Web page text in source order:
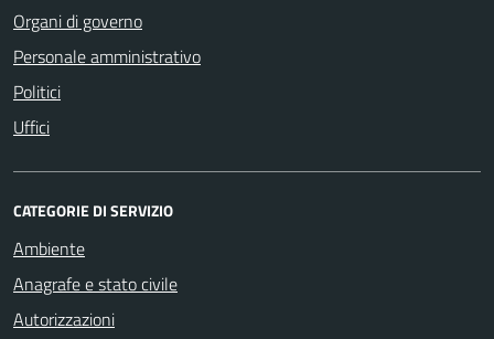
Organi di governo
Personale amministrativo
Politici
Uffici
CATEGORIE DI SERVIZIO
Ambiente
Anagrafe e stato civile
Autorizzazioni